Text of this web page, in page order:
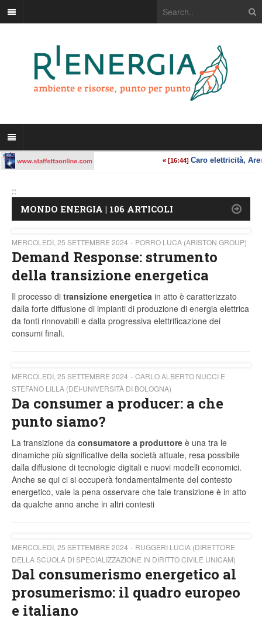
::
MONDO ENERGIA | 106 ARTICOLI
MERCOLEDÌ, 25 SETTEMBRE 2024 PORRO LUCA (ARISTON GROUP)
Demand Response: strumento
della transizione energetica
Il processo di transizione energetica in atto è caratterizzato
dalla forte diffusione di impianti di produzione di energia elettrica
da fonti rinnovabili e dalla progressiva elettrificazione dei
consumi finali.
MERCOLEDÌ, 25 SETTEMBRE 2024
CARLO ALBERTO NUCCI E
STEFANO LILLA (DEI-UNIVERSITÀ DI BOLOGNA)
Da consumer a producer: a che
punto siamo?
La transizione da consumatore a produttore è una tra le
dinamiche più significative della società attuale, resa possibile
dalla diffusione di tecnologie digitali e nuovi modelli economici.
Anche se qui ci si occuperà fondamentalmente del contesto
energetico, vale la pena osservare che tale transizione è in atto
da qualche anno anche in altri contesti
MERCOLEDÌ, 25 SETTEMBRE 2024
RUGGERI LUCIA (DIRETTORE
DELLA SCUOLA DI SPECIALIZZAZIONE IN DIRITTO CIVILE UNICAM)
Dal consumerismo energetico al
prosumerismo: il quadro europeo
e italiano